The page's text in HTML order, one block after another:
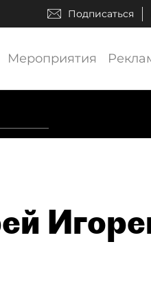
Подписаться
Мероприятия